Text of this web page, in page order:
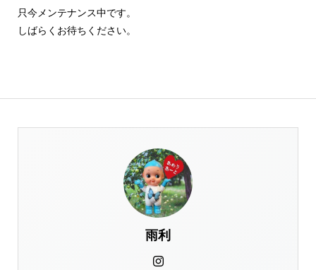
只今メンテナンス中です。
しばらくお待ちください。
雨利